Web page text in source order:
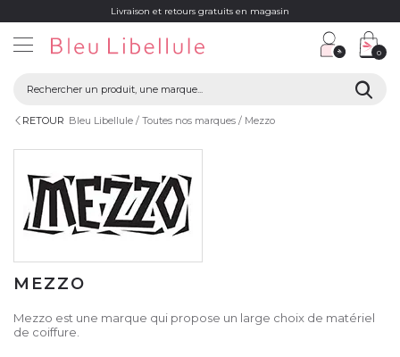
Livraison et retours gratuits en magasin
0
RETOUR Bleu Libellule Toutes nos marques Mezzo
MEZZO
Mezzo est une marque qui propose un large choix de matériel
de coiffure.